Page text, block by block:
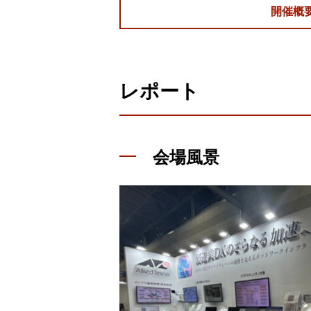
開催概
レポート
会場風景